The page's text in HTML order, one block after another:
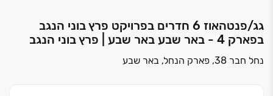
גג/פנטהאוז 6 חדרים בפרויקט פרץ בוני הנגב
בפארק 4 - באר שבע באר שבע | פרץ בוני הנגב
נחל חבר 38, פארק הנחל, באר שבע